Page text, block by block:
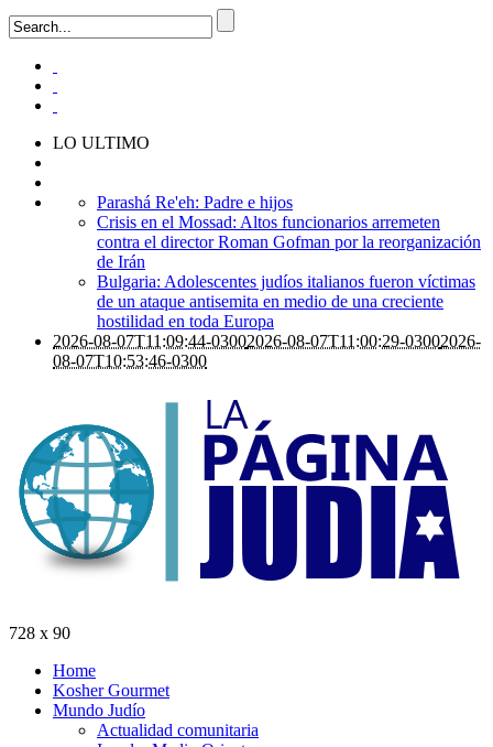
LO ULTIMO
Parashá Re'eh: Padre e hijos
Crisis en el Mossad: Altos funcionarios arremeten
contra el director Roman Gofman por la reorganización
de Irán
Bulgaria: Adolescentes judíos italianos fueron víctimas
de un ataque antisemita en medio de una creciente
hostilidad en toda Europa
2026-08-07T11:09:44-03002026-08-07T11:00:29-03002026-
08-07T10:53:46-0300
728 x 90
Home
Kosher Gourmet
Mundo Judío
Actualidad comunitaria